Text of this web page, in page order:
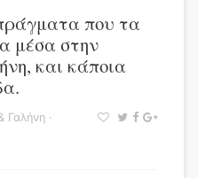
που τα
μέσα στην
και κάποια
Γαλήνη ·